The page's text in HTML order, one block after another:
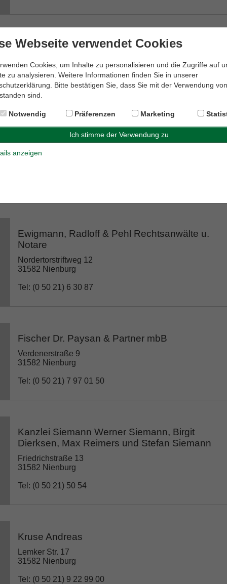
Webseite verwendet Cookies
Cookies, um Inhalte zu personalisieren und die Zugriffe auf
zu analysieren. Weitere Informationen finden Sie in unserer
Bitte bestätigen Sie, dass Sie mit der Verwendung
sind.
Notwendig Präferenzen Marketing
anzeigen
Dr. Edda Meyer-Krapp Rechtsanwältin
Weserstraße 19
31582 Nienburg
Tel: (0 50 21) 6 00 28 08
Dr. Genthe & Dr. Hornauer GbR
Kirchplatz 10a
Ewigmann, Radloff & Pehl Rechtsanwälte u.
Notare
Nordertorstriftweg 12
31582 Nienburg
Tel: (0 50 21) 6 30 87
Fischer Dr. Paysan & Partner mbB
Verdenerstraße 9
31582 Nienburg
Tel: (0 50 21) 7 97 01 50
Kanzlei Siemann Werner Siemann, Birgit
Dierksen, Max Reimers und Stefan Siemann
Friedrichstraße 13
31582 Nienburg
Tel: (0 50 21) 50 54
Kruse Andreas
Lemker Str. 17
31582 Nienburg
Tel: (0 50 21) 9 22 99 00